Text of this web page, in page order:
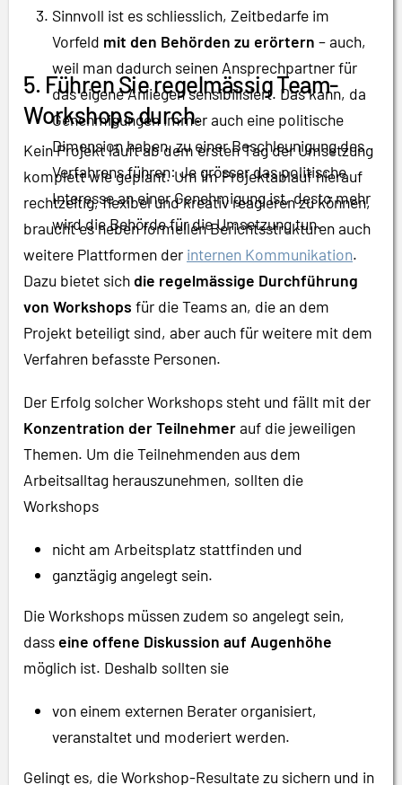
Sinnvoll ist es schliesslich, Zeitbedarfe im
Vorfeld mit den Behörden zu erörtern – auch,
weil man dadurch seinen Ansprechpartner für
das eigene Anliegen sensibilisiert. Das kann, da
Genehmigungen immer auch eine politische
Dimension haben, zu einer Beschleunigung des
Verfahrens führen: Je grösser das politische
Interesse an einer Genehmigung ist, desto mehr
wird die Behörde für die Umsetzung tun.
5. Führen Sie regelmässig Team-
Workshops durch.
Kein Projekt läuft ab dem ersten Tag der Umsetzung
komplett wie geplant. Um im Projektablauf hierauf
rechtzeitig, flexibel und kreativ reagieren zu können,
braucht es neben formellen Berichtsstrukturen auch
weitere Plattformen der internen Kommunikation.
Dazu bietet sichdie regelmässige Durchführung
von Workshops für die Teams an, die an dem
Projekt beteiligt sind, aber auch für weitere mit dem
Verfahren befasste Personen.
Der Erfolg solcher Workshops steht und fällt mit der
Konzentration der Teilnehmerauf die jeweiligen
Themen. Um die Teilnehmenden aus dem
Arbeitsalltag herauszunehmen, sollten die
Workshops
nicht am Arbeitsplatz stattfinden und
ganztägig angelegt sein.
Die Workshops müssen zudem so angelegt sein,
dasseine offene Diskussion auf Augenhöhe
möglich ist. Deshalb sollten sie
von einem externen Berater organisiert,
veranstaltet und moderiert werden.
Gelingt es, die Workshop-Resultate zu sichern und in